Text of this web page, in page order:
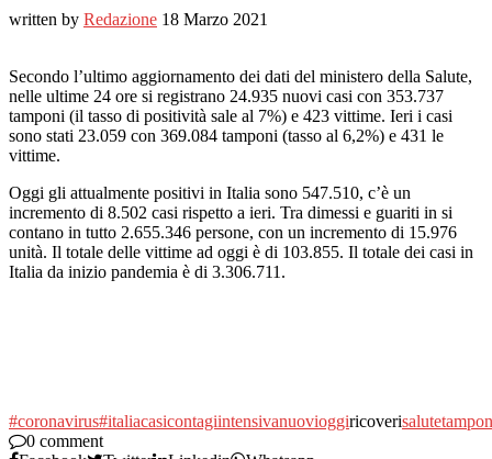
written by Redazione 18 Marzo 2021
Secondo l’ultimo aggiornamento dei dati del ministero della Salute,
nelle ultime 24 ore si registrano 24.935 nuovi casi con 353.737
tamponi (il tasso di positività sale al 7%) e 423 vittime. Ieri i casi
sono stati 23.059 con 369.084 tamponi (tasso al 6,2%) e 431 le
vittime.
Oggi gli attualmente positivi in Italia sono 547.510, c’è un
incremento di 8.502 casi rispetto a ieri. Tra dimessi e guariti in si
contano in tutto 2.655.346 persone, con un incremento di 15.976
unità. Il totale delle vittime ad oggi è di 103.855. Il totale dei casi in
Italia da inizio pandemia è di 3.306.711.
#coronavirus#italiacasicontagiintensivanuovioggiricoverisalute
0 comment